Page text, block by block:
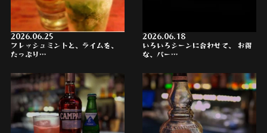
2026.06.25
フレッシュミントと、ライムを、
たっぷり…
2026.06.18
いろいろシーンに合わせて、 お得
な、パー…